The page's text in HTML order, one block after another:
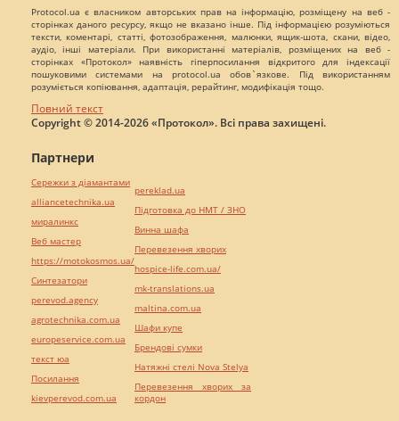
Protocol.ua є власником авторських прав на інформацію, розміщену на веб -
сторінках даного ресурсу, якщо не вказано інше. Під інформацією розуміються
тексти, коментарі, статті, фотозображення, малюнки, ящик-шота, скани, відео,
аудіо, інші матеріали. При використанні матеріалів, розміщених на веб -
сторінках «Протокол» наявність гіперпосилання відкритого для індексації
пошуковими системами на protocol.ua обов`язкове. Під використанням
розуміється копіювання, адаптація, рерайтинг, модифікація тощо.
Повний текст
Copyright © 2014-2026 «Протокол». Всі права захищені.
Партнери
Сережки з діамантами
alliancetechnika.ua
миралинкс
Веб мастер
https://motokosmos.ua/
Синтезатори
perevod.agency
agrotechnika.com.ua
europeservice.com.ua
текст юа
Посилання
kievperevod.com.ua
pereklad.ua
Підготовка до НМТ / ЗНО
Винна шафа
Перевезення хворих
hospice-life.com.ua/
mk-translations.ua
maltina.com.ua
Шафи купе
Брендові сумки
Натяжні стелі Nova Stelya
Перевезення хворих за
кордон